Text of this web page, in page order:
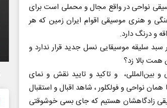
نواحی در واقع مجال و محملی است برای
و هنری موسیقی اقوام ایران زمین که هر
و درنگ دارد.
سلیقه موسیقایی نسل جدید قرار ندارد و
همت بالا زد؟
و بین‌المللی، و تاکید و تایید نقش و نمای
نواحی و فولکلور ، شاهد اقبال و استقبال
زادگاهشان هستیم که جای بسی خوشوقتی